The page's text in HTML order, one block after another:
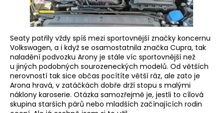
Seaty patřily vždy spíš mezi sportovnější značky koncernu
Volkswagen, a i když se osamostatnila značka Cupra, tak
naladění podvozku Arony je stále víc sportovnější než
u jiných podobných sourozeneckých modelů. Od větších
nerovností tak sice občas pocítíte větší ráz, ale zato je
Arona hravá, v zatáčkách dobře drží stopu s malými
náklony karoserie. Otázka samozřejmě je, jestli to cílová
skupina starších párů nebo mladších začínajících rodin